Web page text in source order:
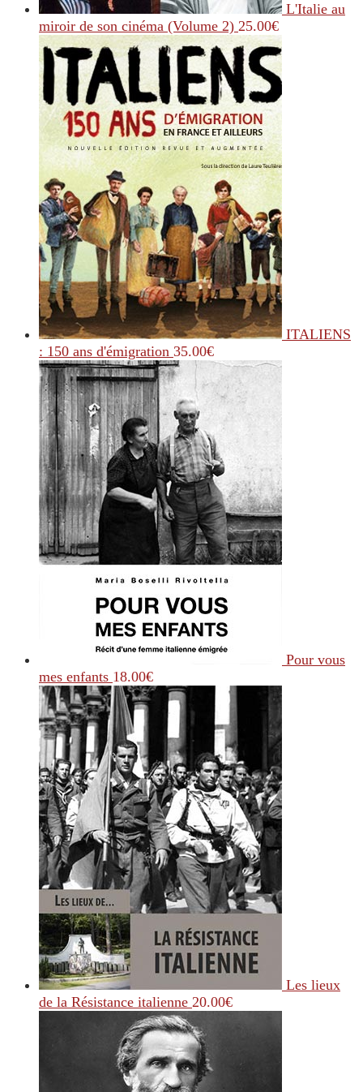
L'Italie au
miroir de son cinéma (Volume 2) 25.00€
ITALIENS
: 150 ans d'émigration 35.00€
Pour vous
mes enfants 18.00€
Les lieux
de la Résistance italienne 20.00€